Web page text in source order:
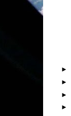
►
►
►
►